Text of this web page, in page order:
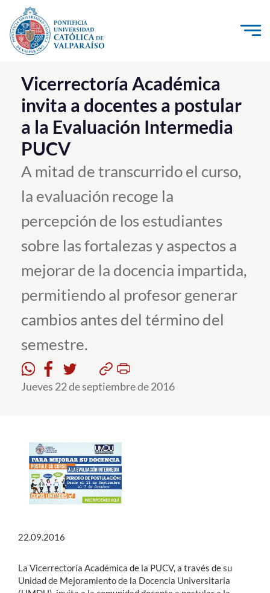
Click acá para ir directamente al contenido
La Universidad
Investigación, Creación e Innovación
PUCV Internacional
Vinculación con el Medio
Admisión
Postgrado
Formación Continua
Estudiantes
Académicos
Funcionarios
Alumni
Vicerrectoría Académica
invita a docentes a postular
a la Evaluación Intermedia
PUCV
A mitad de transcurrido el curso,
la evaluación recoge la
percepción de los estudiantes
sobre las fortalezas y aspectos a
mejorar de la docencia impartida,
permitiendo al profesor generar
cambios antes del término del
semestre.
Jueves 22 de septiembre de 2016
22.09.2016
La Vicerrectoría Académica de la PUCV, a través de su
Unidad de Mejoramiento de la Docencia Universitaria